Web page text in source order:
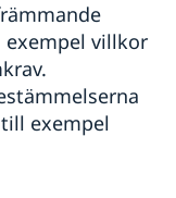
exempel villkor
exempel